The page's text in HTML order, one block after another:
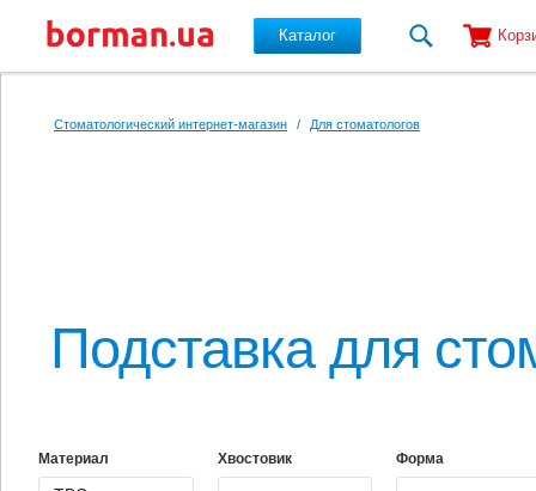
Каталог
Стоматологический интернет-магазин / Для стоматологов
Подставка для
Материал Хвостовик Форма